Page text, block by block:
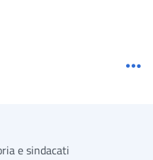
e sindacati